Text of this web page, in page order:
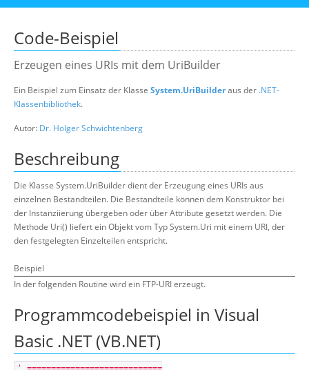
Offene Seminare
Wissen
Über uns
Code-Beispiel
Erzeugen eines URIs mit dem UriBuilder
Ein Beispiel zum Einsatz der Klasse System.UriBuilderaus der .NET-
Klassenbibliothek.
Autor: Dr. Holger Schwichtenberg
Beschreibung
Die Klasse System.UriBuilder dient der Erzeugung eines URIs aus
einzelnen Bestandteilen. Die Bestandteile können dem Konstruktor bei
der Instanziierung übergeben oder über Attribute gesetzt werden. Die
Methode Uri() liefert ein Objekt vom Typ System.Uri mit einem URI, der
den festgelegten Einzelteilen entspricht.
Beispiel
In der folgenden Routine wird ein FTP-URI erzeugt.
Programmcodebeispiel in Visual
Basic .NET (VB.NET)
' ============================